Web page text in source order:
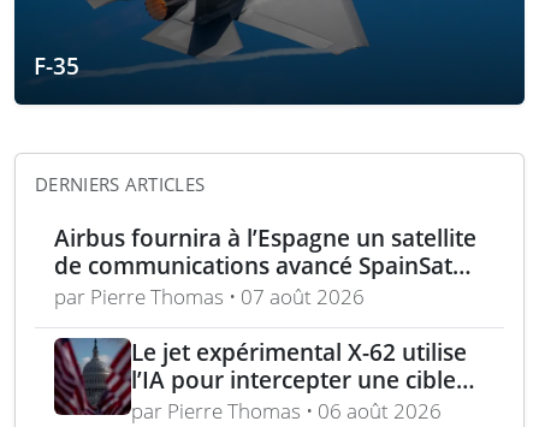
F-35
DERNIERS ARTICLES
Airbus fournira à l’Espagne un satellite
de communications avancé SpainSat
NG-III
par Pierre Thomas • 07 août 2026
Le jet expérimental X-62 utilise
l’IA pour intercepter une cible
aérienne en conditions réelles
par Pierre Thomas • 06 août 2026